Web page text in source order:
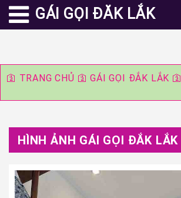
GÁI GỌI ĐĂK LẮK
🛐 TRANG CHỦ 🛐GÁI GỌI ĐẮK LẮK 🛐
HÌNH ẢNH GÁI GỌI ĐẮK LẮK